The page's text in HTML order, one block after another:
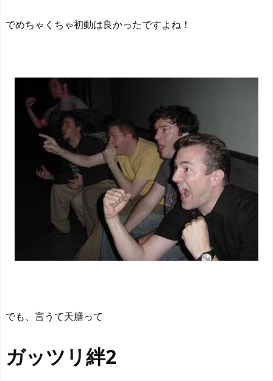
でめちゃくちゃ初動は良かったですよね！
でも、言うて天膳って
ガッツリ絆2